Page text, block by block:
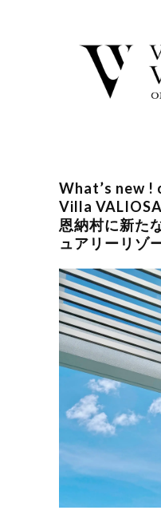
What’s new !
Villa
恩納村に新た
ュアリーリゾ